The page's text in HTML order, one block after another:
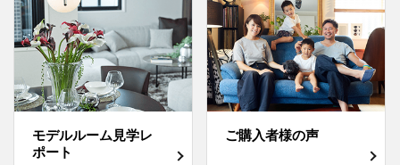
モデルルーム見学レ
ポート
ご購入者様の声